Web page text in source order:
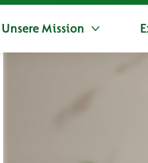
Unsere Mission